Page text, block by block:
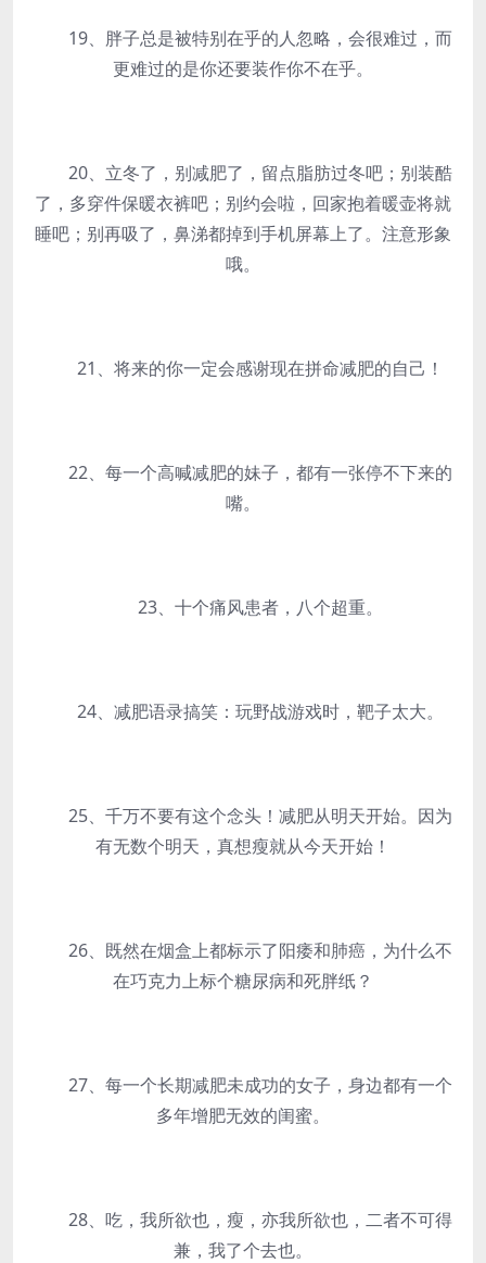
19、胖子总是被特别在乎的人忽略，会很难过，而
更难过的是你还要装作你不在乎。
20、立冬了，别减肥了，留点脂肪过冬吧；别装酷
了，多穿件保暖衣裤吧；别约会啦，回家抱着暖壶将就
睡吧；别再吸了，鼻涕都掉到手机屏幕上了。注意形象
哦。
21、将来的你一定会感谢现在拼命减肥的自己！
22、每一个高喊减肥的妹子，都有一张停不下来的
嘴。
23、十个痛风患者，八个超重。
24、减肥语录搞笑：玩野战游戏时，靶子太大。
25、千万不要有这个念头！减肥从明天开始。因为
有无数个明天，真想瘦就从今天开始！
26、既然在烟盒上都标示了阳痿和肺癌，为什么不
在巧克力上标个糖尿病和死胖纸？
27、每一个长期减肥未成功的女子，身边都有一个
多年增肥无效的闺蜜。
28、吃，我所欲也，瘦，亦我所欲也，二者不可得
兼，我了个去也。